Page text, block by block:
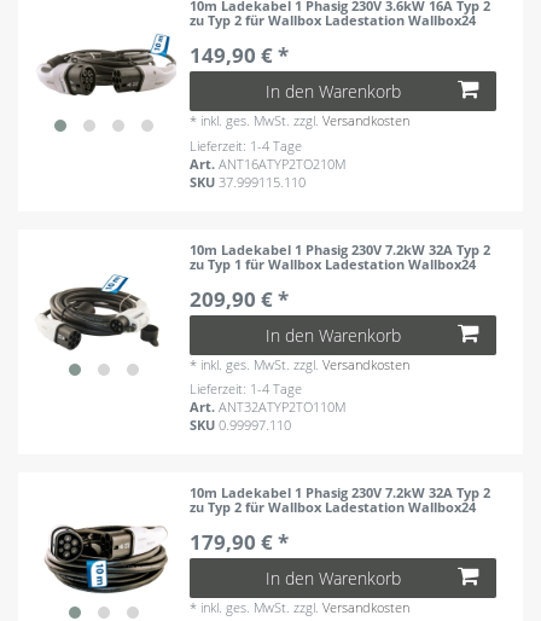
10m Ladekabel 1 Phasig 230V 3.6kW 16A Typ 2
zu Typ 2 für Wallbox Ladestation Wallbox24
149,90 € *
In den Warenkorb
* inkl. ges. MwSt. zzgl.Versandkosten
Lieferzeit: 1-4 Tage
Art.ANT16ATYP2TO210M
SKU 37.999115.110
10m Ladekabel 1 Phasig 230V 7.2kW 32A Typ 2
zu Typ 1 für Wallbox Ladestation Wallbox24
209,90 € *
In den Warenkorb
* inkl. ges. MwSt. zzgl.Versandkosten
Lieferzeit: 1-4 Tage
Art.ANT32ATYP2TO110M
SKU0.99997.110
10m Ladekabel 1 Phasig 230V 7.2kW 32A Typ 2
zu Typ 2 für Wallbox Ladestation Wallbox24
179,90 € *
In den Warenkorb
* inkl. ges. MwSt. zzgl.Versandkosten